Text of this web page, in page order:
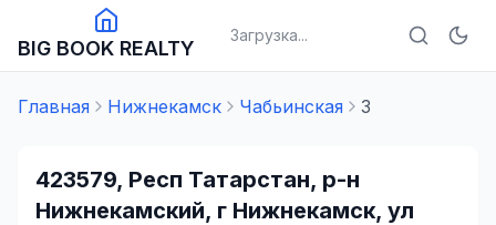
BIG BOOK REALTY
Загрузка...
Главная Нижнекамск Чабьинская 3
423579, Респ Татарстан, р-н
Нижнекамский, г Нижнекамск, ул